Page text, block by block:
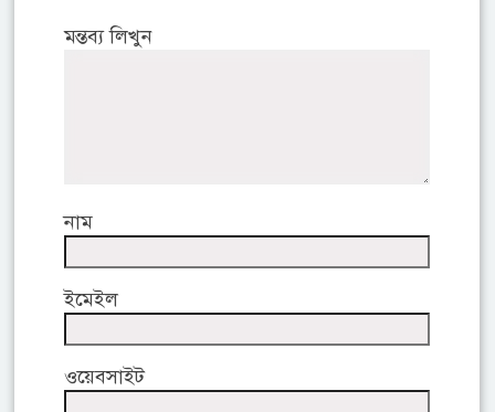
মন্তব্য লিখুন
নাম
ইমেইল
ওয়েবসাইট